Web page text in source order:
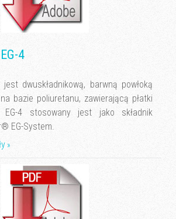
4
dwuskładnikową, barwną powłoką
bazie poliuretanu, zawierającą płatki
4 stosowany jest jako składnik
EG-System.